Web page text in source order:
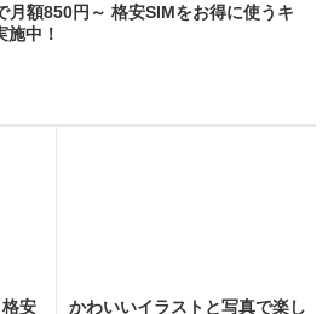
月額850円～ 格安SIMをお得に使うキ
施中！
安
かわいいイラストと写真で楽し